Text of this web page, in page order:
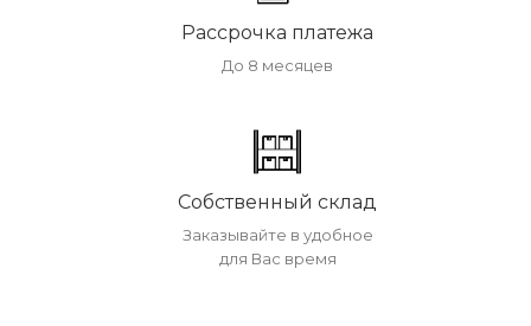
Рассрочка платежа
До 8 месяцев
Собственный склад
Заказывайте в удобное
для Вас время